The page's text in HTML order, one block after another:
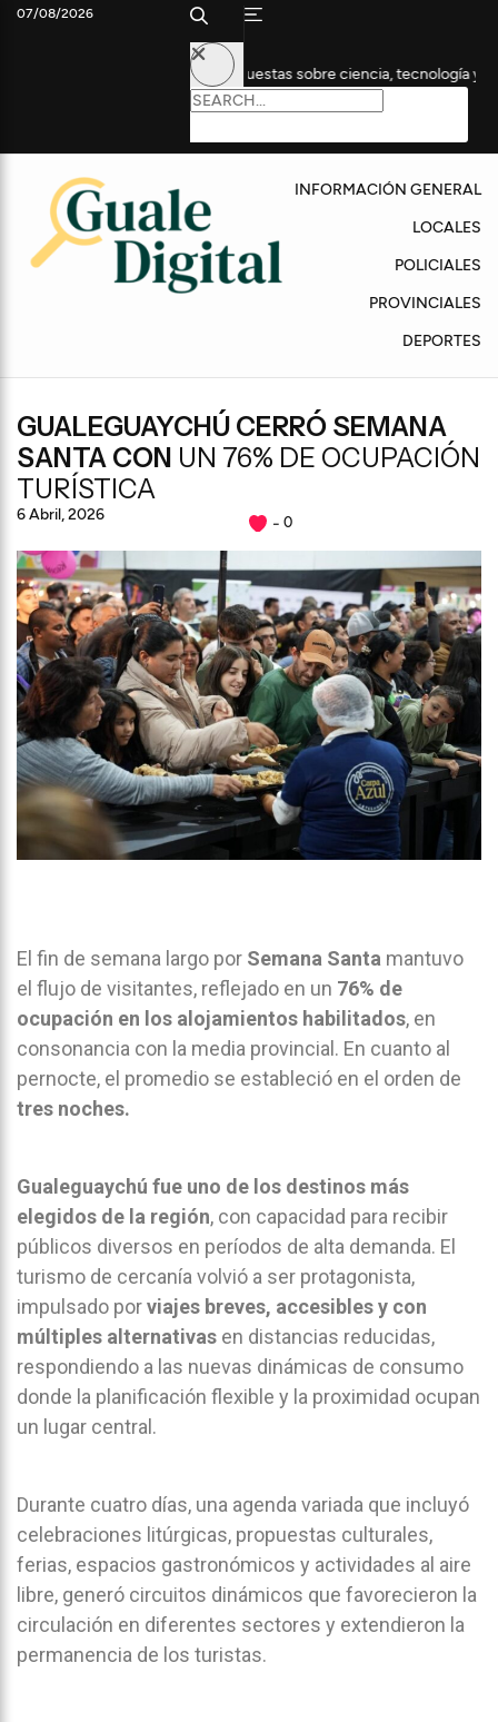
edición con propuestas sobre ciencia, tecnología y empleo
07/08/2026
INFORMACIÓN GENERAL
LOCALES
POLICIALES
PROVINCIALES
DEPORTES
GUALEGUAYCHÚ CERRÓ SEMANA
SANTA CON UN 76% DE OCUPACIÓN
TURÍSTICA
6 Abril, 2026 0
El fin de semana largo por Semana Santa mantuvo
el flujo de visitantes, reflejado en un 76% de
ocupación en los alojamientos habilitados, en
consonancia con la media provincial. En cuanto al
pernocte, el promedio se estableció en el orden de
tres noches.
Gualeguaychú fue uno de los destinos más
elegidos de la región, con capacidad para recibir
públicos diversos en períodos de alta demanda. El
turismo de cercanía volvió a ser protagonista,
impulsado porviajes breves, accesibles y con
múltiples alternativas en distancias reducidas,
respondiendo a las nuevas dinámicas de consumo
donde la planificación flexible y la proximidad ocupan
un lugar central.
Durante cuatro días, una agenda variada que incluyó
celebraciones litúrgicas, propuestas culturales,
ferias, espacios gastronómicos y actividades al aire
libre, generó circuitos dinámicos que favorecieron la
circulación en diferentes sectores y extendieron la
permanencia de los turistas.